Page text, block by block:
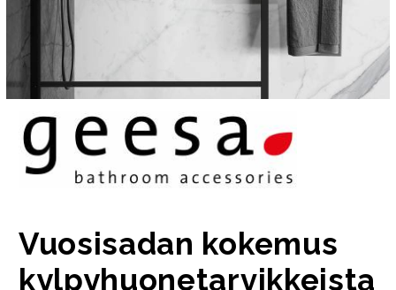
Vuosisadan kokemus
kylpyhuonetarvikkeista